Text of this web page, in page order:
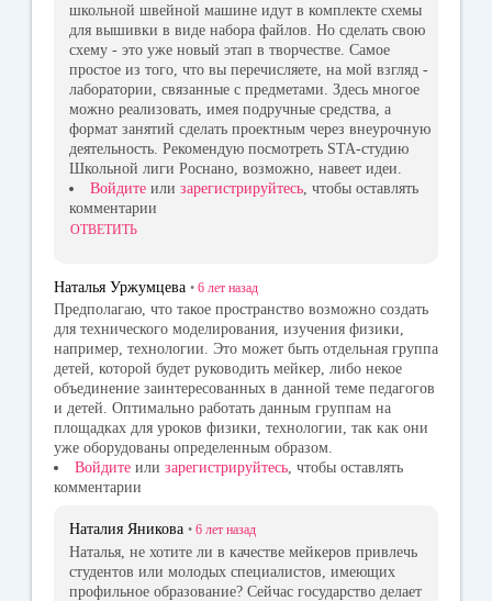
школьной швейной машине идут в комплекте схемы
для вышивки в виде набора файлов. Но сделать свою
схему - это уже новый этап в творчестве. Самое
простое из того, что вы перечисляете, на мой взгляд -
лаборатории, связанные с предметами. Здесь многое
можно реализовать, имея подручные средства, а
формат занятий сделать проектным через внеурочную
деятельность. Рекомендую посмотреть STA-студию
Школьной лиги Роснано, возможно, навеет идеи.
Войдите или зарегистрируйтесь , чтобы оставлять
комментарии
ОТВЕТИТЬ
Наталья Уржумцева • 6 лет назад
Предполагаю, что такое пространство возможно создать
для технического моделирования, изучения физики,
например, технологии. Это может быть отдельная группа
детей, которой будет руководить мейкер, либо некое
объединение заинтересованных в данной теме педагогов
и детей. Оптимально работать данным группам на
площадках для уроков физики, технологии, так как они
уже оборудованы определенным образом.
Войдите или зарегистрируйтесь, чтобы оставлять
комментарии
Наталия Яникова • 6 лет назад
Наталья, не хотите ли в качестве мейкеров привлечь
студентов или молодых специалистов, имеющих
профильное образование? Сейчас государство делает